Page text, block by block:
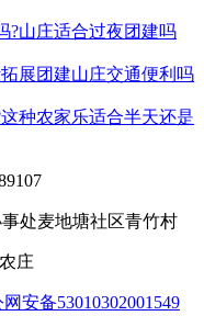
?山庄适合过夜团建吗
展团建山庄交通便利吗
种农家乐适合半天还是
处麦地塘社区青竹村
庄
安备53010302001549